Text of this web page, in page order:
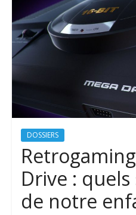
DOSSIERS
Drive :
de notre